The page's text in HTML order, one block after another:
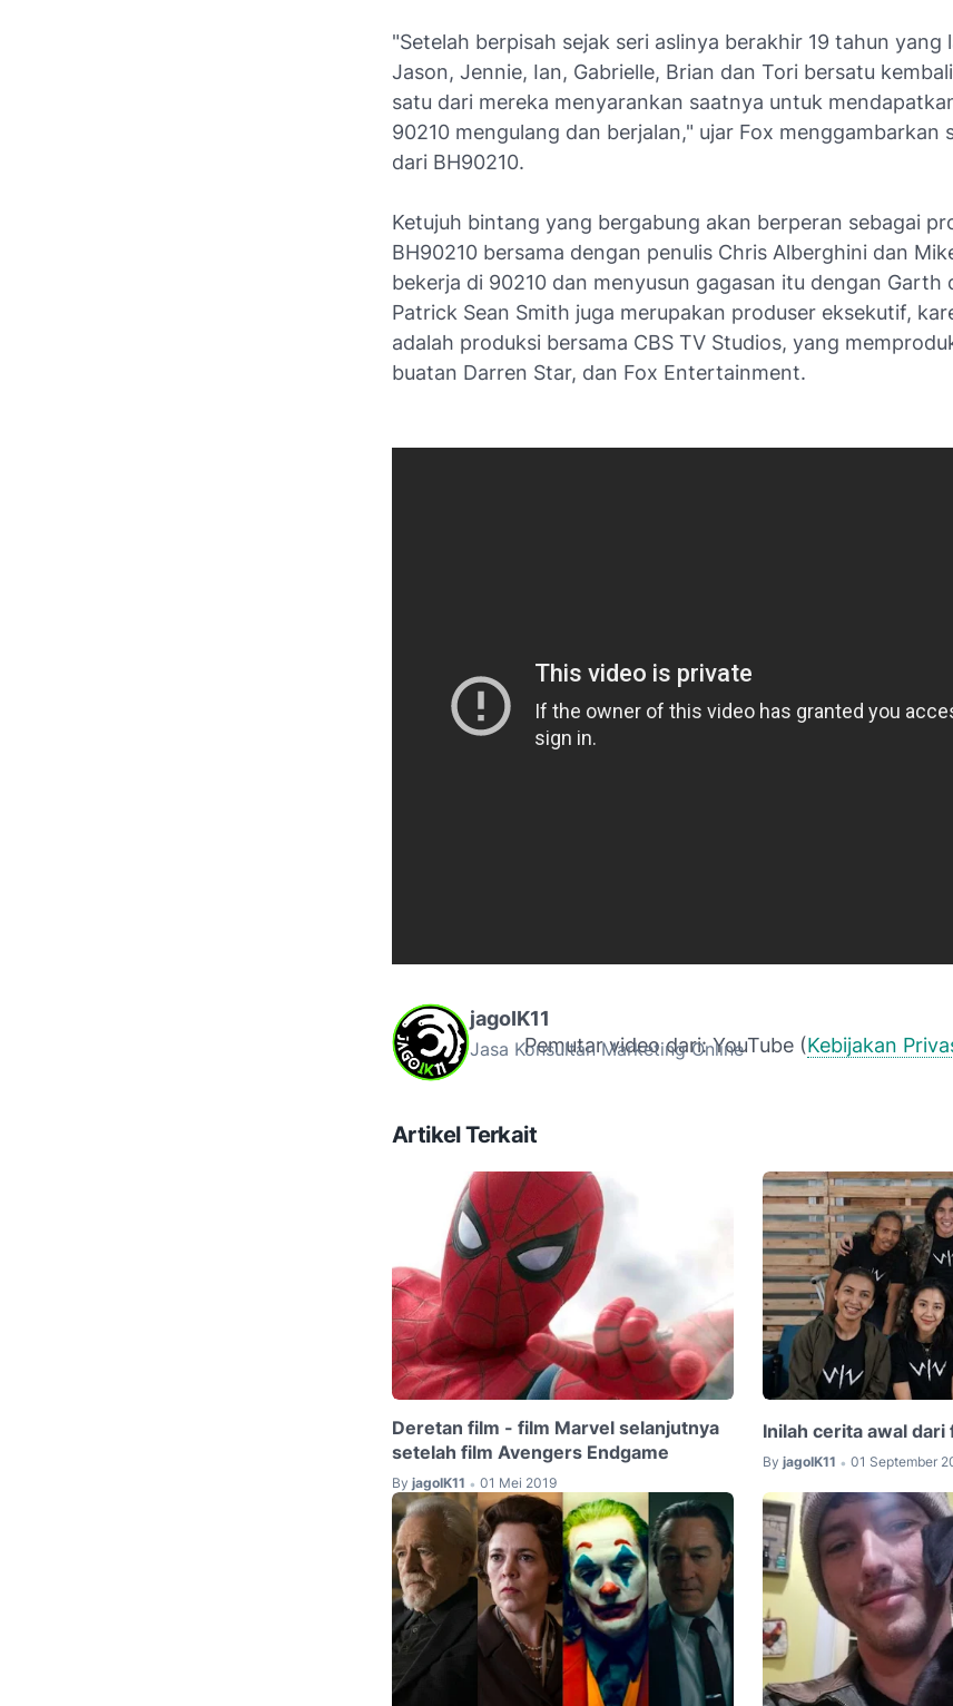
"Setelah berpisah sejak seri aslinya berakhir 19 tahun yang
Jason, Jennie, Ian, Gabrielle, Brian dan Tori bersatu
satu dari mereka menyarankan saatnya untuk
90210 mengulang dan berjalan," ujar Fox menggambarkan
dari BH90210.
Ketujuh bintang yang bergabung akan berperan sebagai
BH90210 bersama dengan penulis Chris Alberghini dan
bekerja di 90210 dan menyusun gagasan itu dengan Garth
Patrick Sean Smith juga merupakan produser eksekutif,
adalah produksi bersama CBS TV Studios, yang
buatan Darren Star, dan Fox Entertainment.
Pemutar video dari: YouTube (Kebijakan
jagoIK11
Jasa Konsultan Marketing Online
Artikel Terkait
Deretan film - film Marvel selanjutnya
setelah film Avengers Endgame
By jagoIK11 • 01 Mei 2019
Inilah cerita awal
By jagoIK11 • 01 September